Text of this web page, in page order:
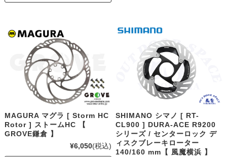
MAGURA マグラ [ Storm HC
Rotor ] ストームHC 【
GROVE鎌倉 】
¥6,050(税込)
SHIMANO シマノ [ RT-
CL900 ] DURA-ACE R9200
シリーズ / センターロック デ
ィスクブレーキローター
140/160 mm【 風魔横浜 】